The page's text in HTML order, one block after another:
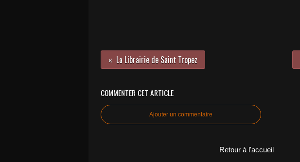
La Librairie de Saint Tropez
COMMENTER CET ARTICLE
Ajouter un commentaire
Retour à l'accueil